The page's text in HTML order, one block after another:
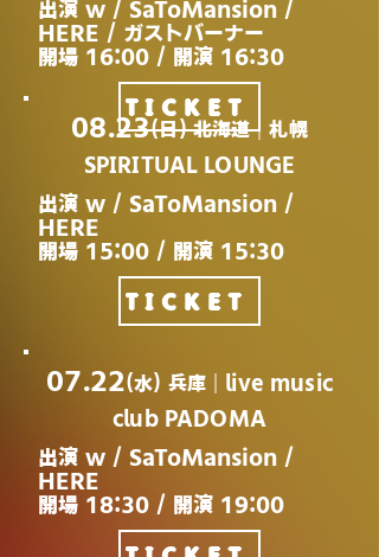
出演 w / SaToMansion /
HERE / ガストバーナー
開場 16:00 / 開演 16:30
TICKET
08.23(日) 北海道｜札幌
SPIRITUAL LOUNGE
出演 w / SaToMansion /
HERE
開場 15:00 / 開演 15:30
TICKET
07.22(水)​ 兵庫｜live music
club PADOMA
出演 w / SaToMansion /
HERE
開場 18:30 / 開演 19:00